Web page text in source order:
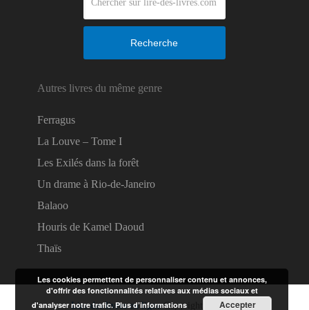
Recherche
Autres livres du même genre
Ferragus
La Louve – Tome I
Les Exilés dans la forêt
Un drame à Rio-de-Janeiro
Balaoo
Houris de Kamel Daoud
Thaïs
Lire des livres en ligneCopyright © 2026.
Les cookies permettent de personnaliser contenu et annonces,
d'offrir des fonctionnalités relatives aux médias sociaux et
d'analyser notre trafic.Plus d’informations Accepter